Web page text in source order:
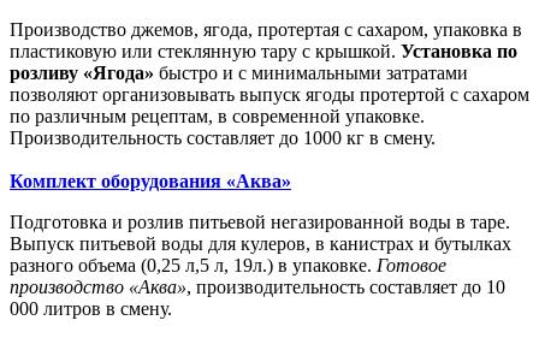
Производство джемов, ягода, протертая с сахаром, упаковка в
пластиковую или стеклянную тару с крышкой. Установка по
розливу «Ягода» быстро и с минимальными затратами
позволяют организовывать выпуск ягоды протертой с сахаром
по различным рецептам, в современной упаковке.
Производительность составляет до 1000 кг в смену.
Комплект оборудования «Аква»
Подготовка и розлив питьевой негазированной воды в таре.
Выпуск питьевой воды для кулеров, в канистрах и бутылках
разного объема (0,25 л,5 л, 19л.) в упаковке. Готовое
производство «Аква», производительность составляет до 10
000 литров в смену.